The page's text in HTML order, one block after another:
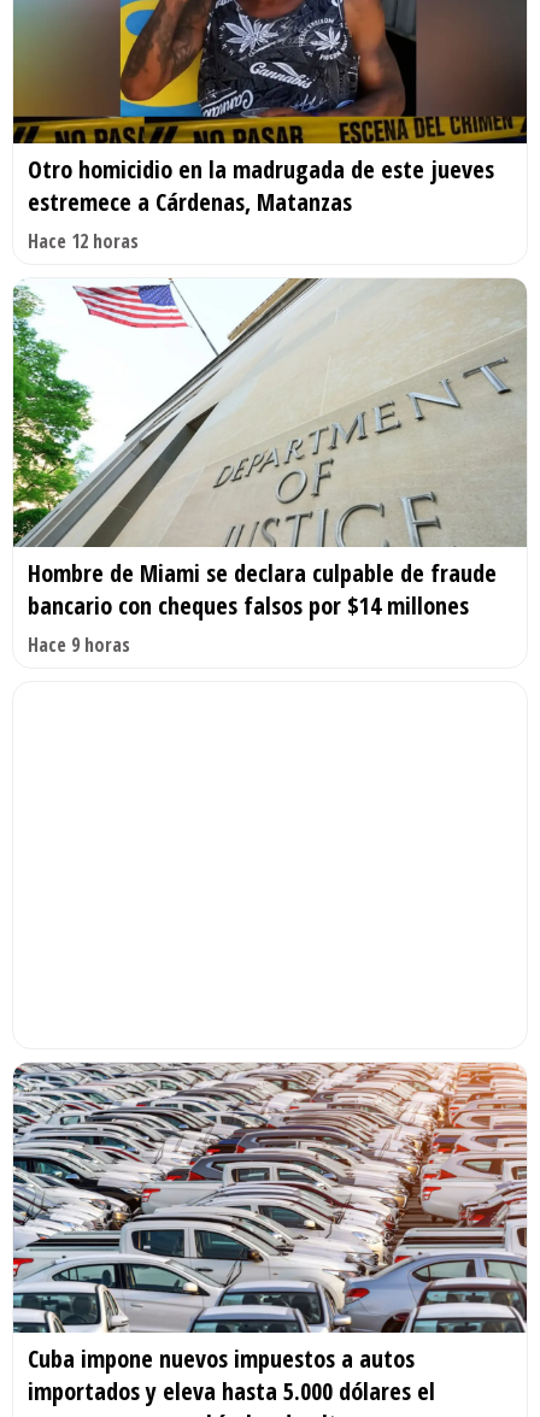
Otro homicidio en la madrugada de este jueves
estremece a Cárdenas, Matanzas
Hace 12 horas
Hombre de Miami se declara culpable de fraude
bancario con cheques falsos por $14 millones
Hace 9 horas
Cuba impone nuevos impuestos a autos
importados y eleva hasta 5.000 dólares el